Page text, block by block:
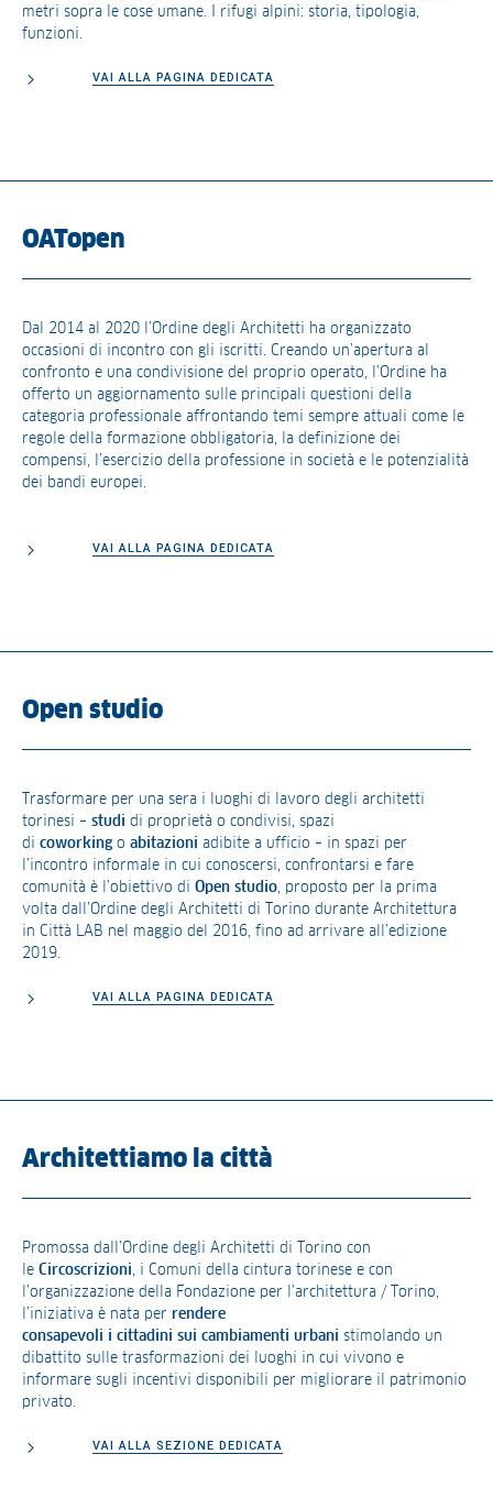
metri sopra le cose umane. I rifugi alpini: storia, tipologia,
funzioni.
VAI ALLA PAGINA DEDICATA
OATopen
Dal 2014 al 2020 l’Ordine degli Architetti ha organizzato
occasioni di incontro con gli iscritti. Creando un’apertura al
confronto e una condivisione del proprio operato, l’Ordine ha
offerto un aggiornamento sulle principali questioni della
categoria professionale affrontando temi sempre attuali come le
regole della formazione obbligatoria, la definizione dei
compensi, l’esercizio della professione in società e le potenzialità
dei bandi europei.
VAI ALLA PAGINA DEDICATA
Open studio
Trasformare per una sera i luoghi di lavoro degli architetti
torinesi – studi di proprietà o condivisi, spazi
di coworking o abitazioni adibite a ufficio – in spazi per
l’incontro informale in cui conoscersi, confrontarsi e fare
comunità è l’obiettivo di Open studio, proposto per la prima
volta dall’Ordine degli Architetti di Torino durante Architettura
in Città LAB nel maggio del 2016, fino ad arrivare all’edizione
2019.
VAI ALLA PAGINA DEDICATA
Architettiamo la città
Promossa dall’Ordine degli Architetti di Torino con
le Circoscrizioni, i Comuni della cintura torinese e con
l’organizzazione della Fondazione per l’architettura / Torino,
l’iniziativa è nata per rendere
consapevoli i cittadini sui cambiamenti urbani stimolando un
dibattito sulle trasformazioni dei luoghi in cui vivono e
informare sugli incentivi disponibili per migliorare il patrimonio
privato.
VAI ALLA SEZIONE DEDICATA